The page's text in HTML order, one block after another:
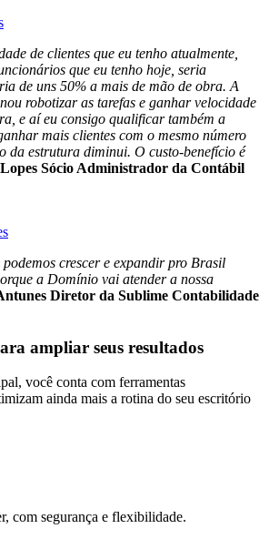
de clientes que eu tenho atualmente,
que eu tenho hoje, seria
de uns 50% a mais de mão de obra. A
robotizar as tarefas e ganhar velocidade
e aí eu consigo qualificar também a
mais clientes com o mesmo número
da estrutura diminui. O custo-benefício é
Sócio Administrador da Contábil
podemos crescer e expandir pro Brasil
a Domínio vai atender a nossa
Diretor da Sublime Contabilidade
ampliar seus resultados
você conta com ferramentas
ainda mais a rotina do seu escritório
com segurança e flexibilidade.